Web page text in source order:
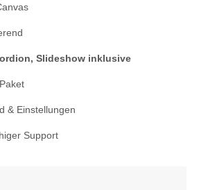
Slideshow inklusive
& Einstellungen
Support